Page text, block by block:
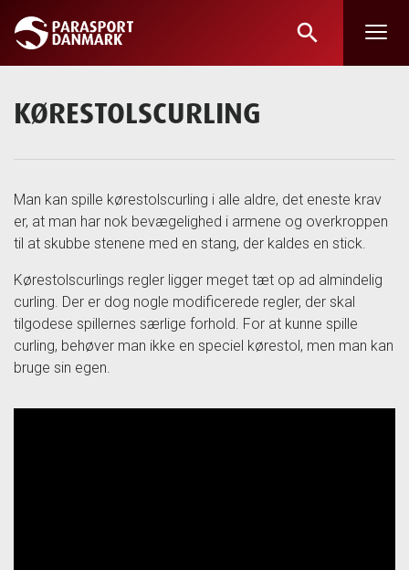
Skip
to
content
search
KØRESTOLSCURLING
Man kan spille kørestolscurling i alle aldre, det eneste krav
er, at man har nok bevægelighed i armene og overkroppen
til at skubbe stenene med en stang, der kaldes en stick.
Kørestolscurlings regler ligger meget tæt op ad almindelig
curling. Der er dog nogle modificerede regler, der skal
tilgodese spillernes særlige forhold. For at kunne spille
curling, behøver man ikke en speciel kørestol, men man kan
bruge sin egen.